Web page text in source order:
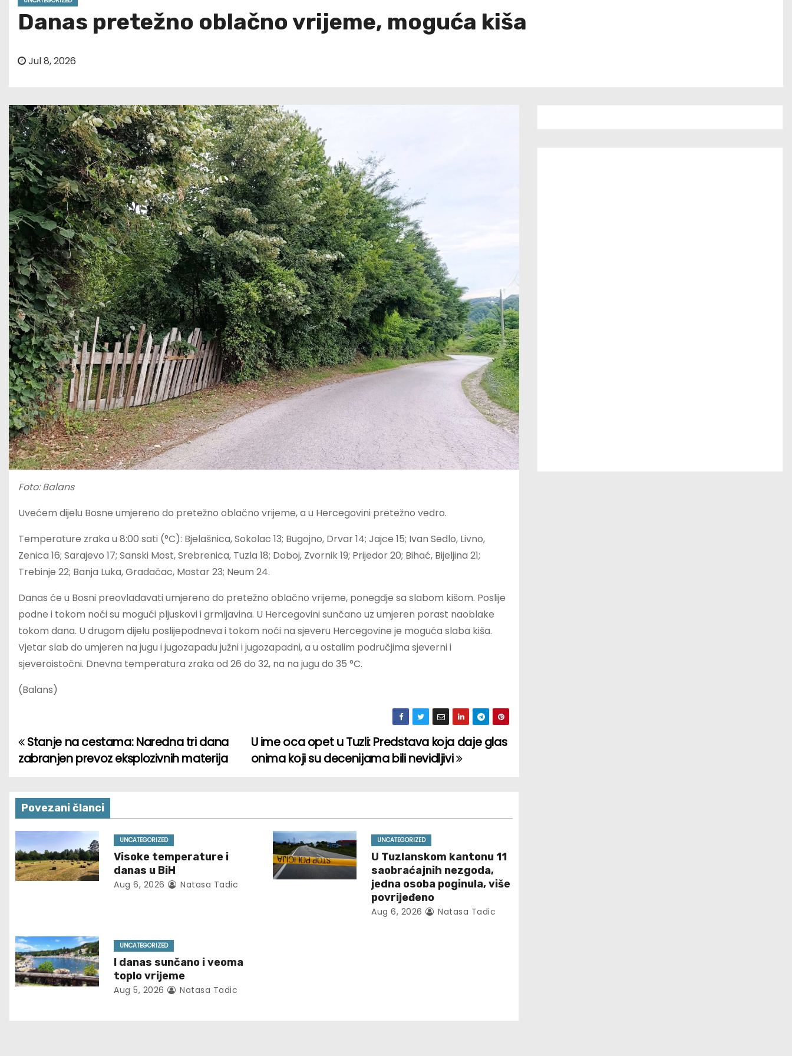
Danas pretežno oblačno vrijeme, moguća kiša
Jul 8, 2026
Foto: Balans
Uvećem dijelu Bosne umjereno do pretežno oblačno vrijeme, a u Hercegovini pretežno vedro.
Temperature zraka u 8:00 sati (°C): Bjelašnica, Sokolac 13; Bugojno, Drvar 14; Jajce 15; Ivan Sedlo, Livno,
Zenica 16; Sarajevo 17; Sanski Most, Srebrenica, Tuzla 18; Doboj, Zvornik 19; Prijedor 20; Bihać, Bijeljina 21;
Trebinje 22; Banja Luka, Gradačac, Mostar 23; Neum 24.
Danas će u Bosni preovladavati umjereno do pretežno oblačno vrijeme, ponegdje sa slabom kišom. Poslije
podne i tokom noći su mogući pljuskovi i grmljavina. U Hercegovini sunčano uz umjeren porast naoblake
tokom dana. U drugom dijelu poslijepodneva i tokom noći na sjeveru Hercegovine je moguća slaba kiša.
Vjetar slab do umjeren na jugu i jugozapadu južni i jugozapadni, a u ostalim područjima sjeverni i
sjeveroistočni. Dnevna temperatura zraka od 26 do 32, na na jugu do 35 °C.
(Balans)
P
s
t
n
a
g
a
t
U ime oca opet u Tuzli: Predstava koja daje glas
onima koji su decenijama bili nevidljivi
Stanje na cestama: Naredna tri dana
zabranjen prevoz eksplozivnih materija
Povezani članci
UNCATEGORIZED
Visoke temperature i
danas u BiH
Aug 6, 2026 Natasa Tadic
UNCATEGORIZED
U Tuzlanskom kantonu 11
saobraćajnih nezgoda,
jedna osoba poginula, više
povrijeđeno
Aug 6, 2026 Natasa Tadic
UNCATEGORIZED
I danas sunčano i veoma
toplo vrijeme
Aug 5, 2026 Natasa Tadic